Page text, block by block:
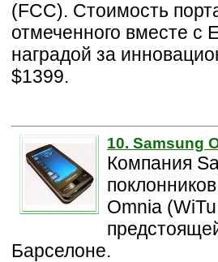
(FCC). Стоимость
отмеченного вместе с
наградой за
$1399.
10. Samsung
Компания
Omnia
Барселоне.